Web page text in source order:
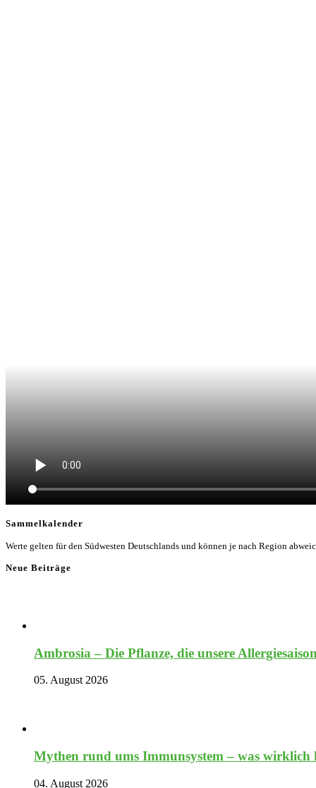
Sammelkalender
Werte gelten für den Südwesten Deutschlands und können je nach Region
Neue Beiträge
Ambrosia – Die Pflanze, die unsere
05. August 2026
Mythen rund ums Immunsystem – was
04. August 2026